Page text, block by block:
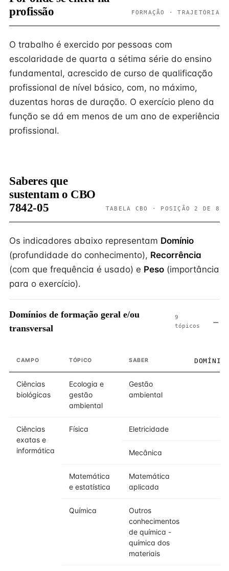
profissão
FORMAÇÃO · TRAJETÓRIA
O trabalho é exercido por pessoas com
escolaridade de quarta a sétima série do ensino
fundamental, acrescido de curso de qualificação
profissional de nível básico, com, no máximo,
duzentas horas de duração. O exercício pleno da
função se dá em menos de um ano de experiência
profissional.
Saberes que
sustentam o CBO
7842-05
TABELA CBO · POSIÇÃO 2 DE 8
Os indicadores abaixo representam Domínio
(profundidade do conhecimento), Recorrência
(com que frequência é usado) e Peso (importância
para o exercício).
Domínios de formação geral e/ou
transversal
9
tópicos
CAMPO TÓPICO SABER DOMÍNIO
Ciências
biológicas
Ecologia e
gestão
ambiental
Gestão
ambiental
Ciências
exatas e
informática
Física Eletricidade
Mecânica
Matemática
e estatística
Matemática
aplicada
Química
Outros
conhecimentos
de química -
química dos
materiais